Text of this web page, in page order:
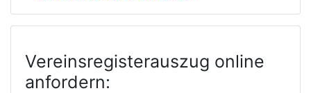
Vereinsregisterauszug online
anfordern: